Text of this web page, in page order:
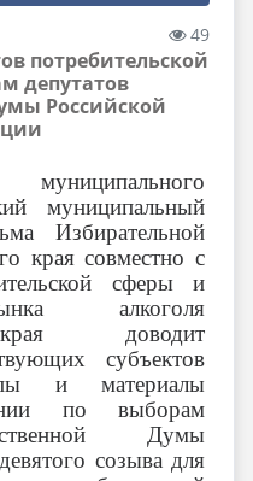
49
потребительской
депутатов
Российской
муниципальный
Избирательной
края совместно с
сферы и
алкоголя
доводит
субъектов
и материалы
по выборам
Думы
созыва для